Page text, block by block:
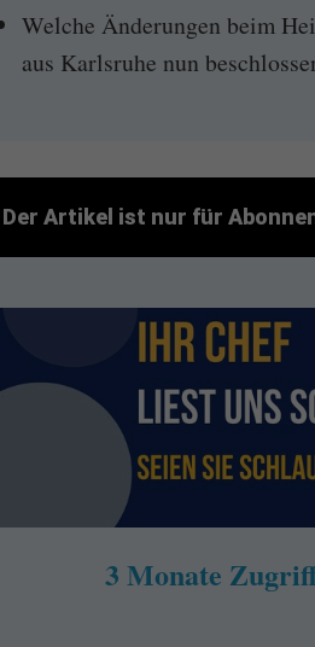
Welche Änderungen beim
aus Karlsruhe nun
Der Artikel ist nur für
3 Monate